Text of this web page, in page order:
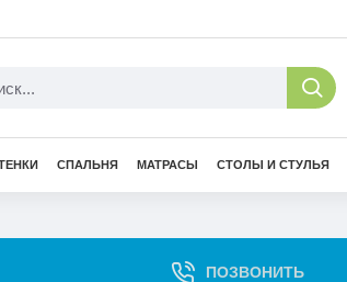
СПАЛЬНЯ МАТРАСЫ СТОЛЫ И СТУЛЬЯ
ПОЗВОНИТЬ